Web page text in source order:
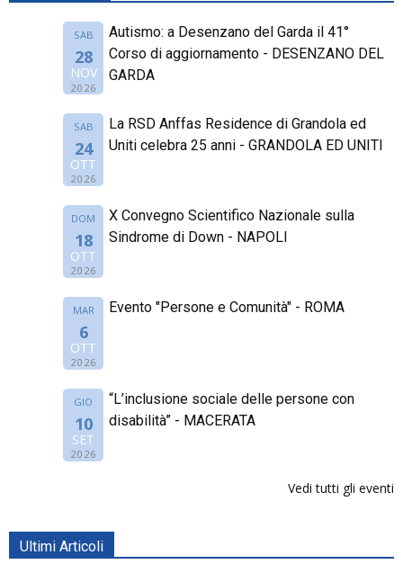
SAB
28
NOV
2026
Autismo: a Desenzano del Garda il 41°
Corso di aggiornamento - DESENZANO DEL
GARDA
SAB
24
OTT
2026
La RSD Anffas Residence di Grandola ed
Uniti celebra 25 anni - GRANDOLA ED UNITI
DOM
18
OTT
2026
X Convegno Scientifico Nazionale sulla
Sindrome di Down - NAPOLI
MAR
6
OTT
2026
Evento "Persone e Comunità" - ROMA
GIO
10
SET
2026
“L’inclusione sociale delle persone con
disabilità” - MACERATA
Vedi tutti gli eventi
Ultimi Articoli